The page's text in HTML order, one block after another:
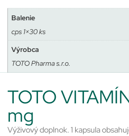
Balenie
cps 1×30 ks
Výrobca
TOTO Pharma s.r.o.
TOTO
mg
Výživový doplnok. 1 kapsula